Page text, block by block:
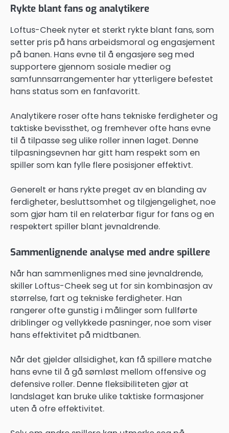
Rykte blant fans og analytikere
Loftus-Cheek nyter et sterkt rykte blant fans, som
setter pris på hans arbeidsmoral og engasjement
på banen. Hans evne til å engasjere seg med
supportere gjennom sosiale medier og
samfunnsarrangementer har ytterligere befestet
hans status som en fanfavoritt.
Analytikere roser ofte hans tekniske ferdigheter og
taktiske bevissthet, og fremhever ofte hans evne
til å tilpasse seg ulike roller innen laget. Denne
tilpasningsevnen har gitt ham respekt som en
spiller som kan fylle flere posisjoner effektivt.
Generelt er hans rykte preget av en blanding av
ferdigheter, besluttsomhet og tilgjengelighet, noe
som gjør ham til en relaterbar figur for fans og en
respektert spiller blant jevnaldrende.
Sammenlignende analyse med andre spillere
Når han sammenlignes med sine jevnaldrende,
skiller Loftus-Cheek seg ut for sin kombinasjon av
størrelse, fart og tekniske ferdigheter. Han
rangerer ofte gunstig i målinger som fullførte
driblinger og vellykkede pasninger, noe som viser
hans effektivitet på midtbanen.
Når det gjelder allsidighet, kan få spillere matche
hans evne til å gå sømløst mellom offensive og
defensive roller. Denne fleksibiliteten gjør at
landslaget kan bruke ulike taktiske formasjoner
uten å ofre effektivitet.